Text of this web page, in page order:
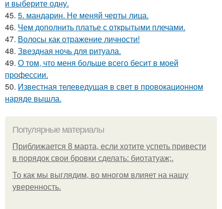
и выберите одну.
45. 5. мандарин. Не меняй черты лица.
46. Чем дополнить платье с открытыми плечами.
47. Волосы как отражение личности!
48. Звездная ночь для ритуала.
49. О том, что меня больше всего бесит в моей
профессии.
50. Известная телеведущая в свет в провокационном
наряде вышла.
Популярные материалы
Приближается 8 марта, если хотите успеть привести
в порядок свои бровки сделать: биотатуаж;.
То как мы выглядим, во многом влияет на нашу
уверенность.